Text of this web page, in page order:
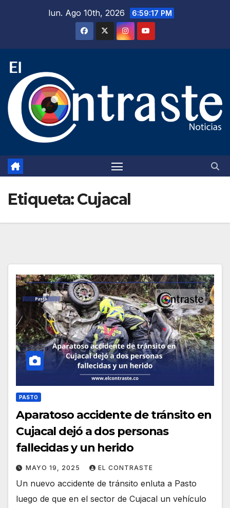
lun. Ago 10th, 2026 6:59:18 PM
Etiqueta:Cujacal
PASTO
Aparatoso accidente de tránsito en
Cujacal dejó a dos personas
fallecidas y un herido
MAYO 19, 2025 EL CONTRASTE
Un nuevo accidente de tránsito enluta a Pasto
luego de que en el sector de Cujacal un vehículo